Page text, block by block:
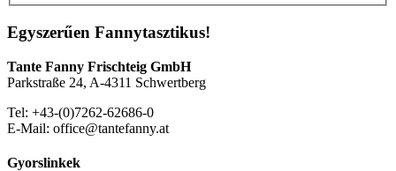
Egyszerűen Fannytasztikus!
Tante Fanny Frischteig GmbH
Parkstraße 24, A-4311 Schwertberg
Tel: +43-(0)7262-62686-0
E-Mail: office@tantefanny.at
Gyorslinkek